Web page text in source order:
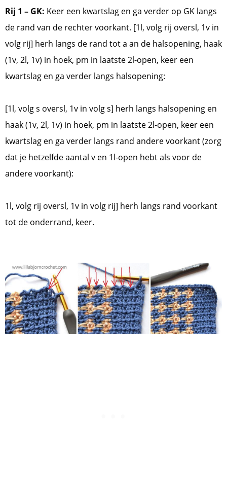
Rij 1 – GK: Keer een kwartslag en ga verder op GK langs
de rand van de rechter voorkant. [1l, volg rij oversl, 1v in
volg rij] herh langs de rand tot a an de halsopening, haak
(1v, 2l, 1v) in hoek, pm in laatste 2l-open, keer een
kwartslag en ga verder langs halsopening:
[1l, volg s oversl, 1v in volg s] herh langs halsopening en
haak (1v, 2l, 1v) in hoek, pm in laatste 2l-open, keer een
kwartslag en ga verder langs rand andere voorkant (zorg
dat je hetzelfde aantal v en 1l-open hebt als voor de
andere voorkant):
1l, volg rij oversl, 1v in volg rij] herh langs rand voorkant
tot de onderrand, keer.